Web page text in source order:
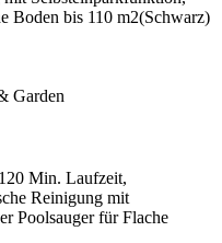
Boden bis 110 m2(Schwarz)